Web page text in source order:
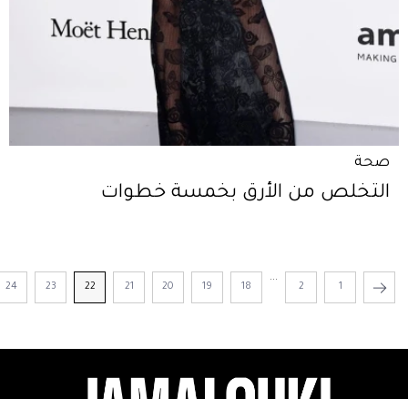
صحة
التخلص من الأرق بخمسة خطوات
1
2
...
18
19
20
21
22
23
24